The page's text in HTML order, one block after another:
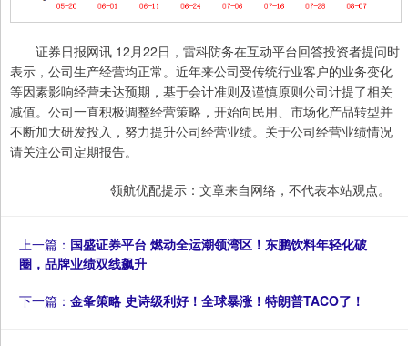
证券日报网讯 12月22日，雷科防务在互动平台回答投资者提问时
表示，公司生产经营均正常。近年来公司受传统行业客户的业务变化
等因素影响经营未达预期，基于会计准则及谨慎原则公司计提了相关
减值。公司一直积极调整经营策略，开始向民用、市场化产品转型并
不断加大研发投入，努力提升公司经营业绩。关于公司经营业绩情况
请关注公司定期报告。
领航优配提示：文章来自网络，不代表本站观点。
上一篇： 国盛证券平台 燃动全运潮领湾区！东鹏饮料年轻化破
圈，品牌业绩双线飙升
下一篇： 金夆策略 史诗级利好！全球暴涨！特朗普TACO了！